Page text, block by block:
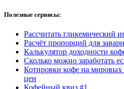
Полезные сервисы:
Рассчитать гликемический
Расчёт пропорций для
Калькулятор доходности
Сколько можно заработать
Котировки кофе на
цен
Кофейный квиз #1